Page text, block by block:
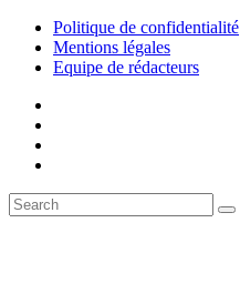
Politique de confidentialité
Mentions légales
Equipe de rédacteurs